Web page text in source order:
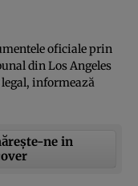
oficiale prin
din Los Angeles
legal, informează
ne in